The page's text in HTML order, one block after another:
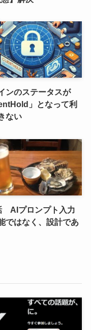
ンのステータスが
」となって利
ない
AIプロンプト入力
ではなく、設計であ